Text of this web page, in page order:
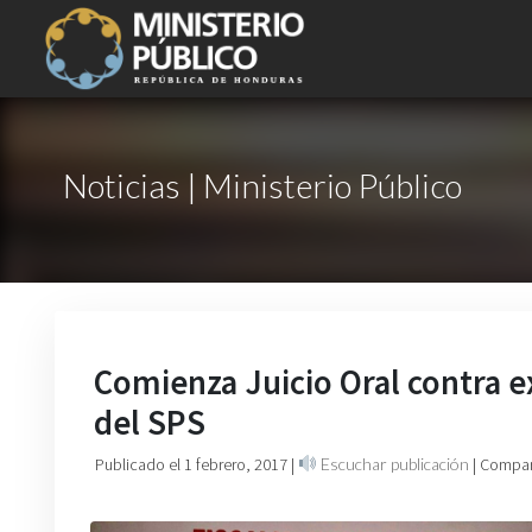
Noticias | Ministerio Público
Comienza Juicio Oral contra
del SPS
Publicado el 1 febrero, 2017 | Escuchar publicación |